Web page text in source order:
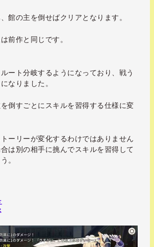
館の主を倒せばクリアとなります。
前作と同じです。
ート分岐するようになっており、戦う
なりました。
倒すごとにスキルを習得する仕様に変
ーリーが変化するわけではありません
は別の相手に挑んでスキルを習得して
。